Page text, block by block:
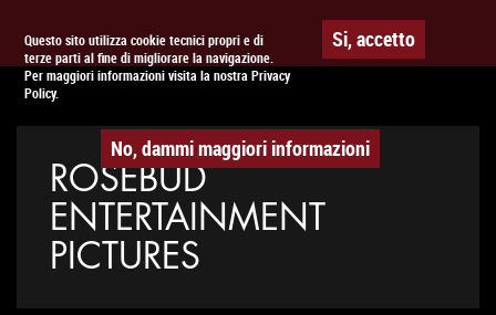
Questo sito utilizza cookie tecnici propri e di
terze parti al fine di migliorare la navigazione.
Per maggiori informazioni visita la nostra Privacy
Policy.
Si, accetto
No, dammi maggiori informazioni
APPUNTAMENTO AL CINEMA
ROSEBUD
ENTERTAINMENT
PICTURES